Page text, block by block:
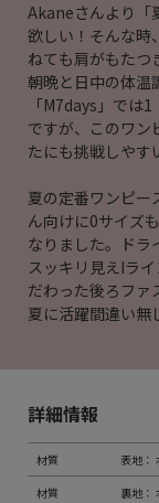
Akaneさんより「
欲しい！そんな時
ねても肩がもたつ
朝晩と日中の体温
「M7days」では
ですが、このワン
たにも挑戦しやす
夏の定番ワンピー
ん向けに0サイズ
なりました。ドラ
スッキリ見えIラ
だわった後ろファ
夏に活躍間違い無
詳細情報
材質
表地：
材質
裏地：